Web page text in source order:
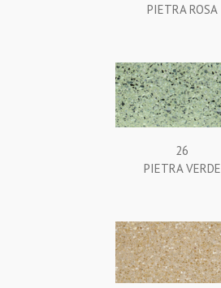
PIETRA ROSA
26
PIETRA VERDE